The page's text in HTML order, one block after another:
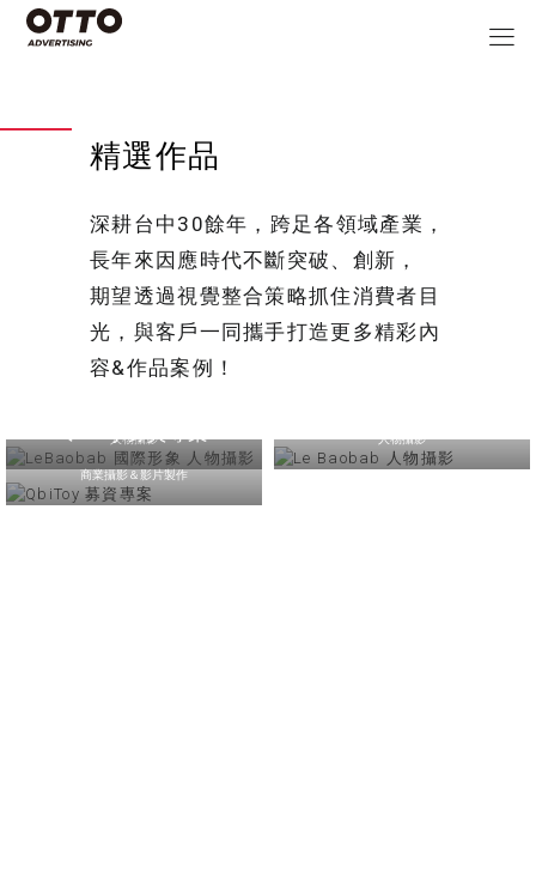
精選作品
深耕台中30餘年，跨足各領域產業，
長年來因應時代不斷突破、創新，
期望透過視覺整合策略抓住消費者目
光，與客戶一同攜手打造更多精彩內
容&作品案例！
LeBaobab 國際形象 人物
人物攝影 人物攝影
商業攝影＆影片製作